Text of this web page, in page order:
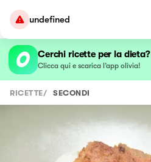
undefined
Cerchi ricette per la dieta?
Clicca qui e scarica l’app olivia!
RICETTE/ SECONDI